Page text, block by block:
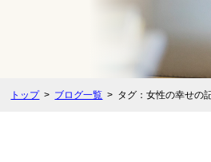
トップ ブログ一覧 タグ：女性の幸せの